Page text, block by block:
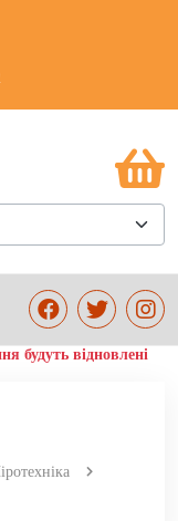
будуть відновлені